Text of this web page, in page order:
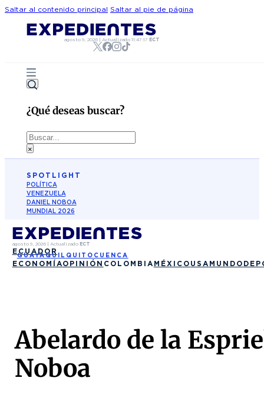
Saltar al contenido principal Saltar al pie de página
agosto 9, 2026 |Actualizado11:47:17 ECT
¿Qué deseas buscar?
Buscar
×
SPOTLIGHT
POLÍTICA
VENEZUELA
DANIEL NOBOA
MUNDIAL 2026
agosto 9, 2026| Actualizado ECT
ECUADOR
GUAYAQUIL QUITO CUENCA
ECONOMÍAOPINIÓN COLOMBIA MÉXICO USA MUNDO
Abelardo de la
Noboa